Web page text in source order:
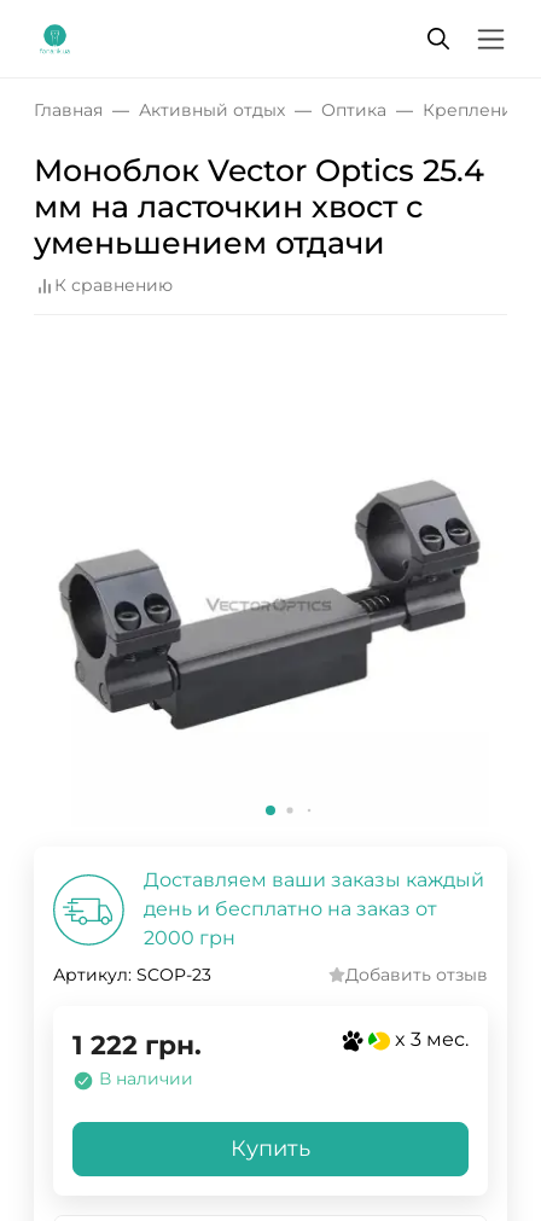
Главная Активный отдых Оптика Крепления
Моноблок Vector Optics 25.4
мм на ласточкин хвост с
уменьшением отдачи
К сравнению
Доставляем ваши заказы каждый
день и бесплатно на заказ от
2000 грн
Артикул: SCOP-23 Добавить отзыв
1 222 грн. x 3 мес.
В наличии
Купить